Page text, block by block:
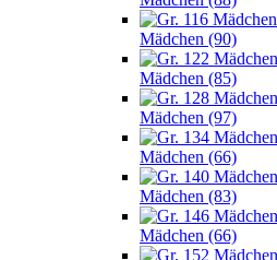
Mädchen (90)
Mädchen (85)
Mädchen (97)
Mädchen (66)
Mädchen (83)
Mädchen (66)